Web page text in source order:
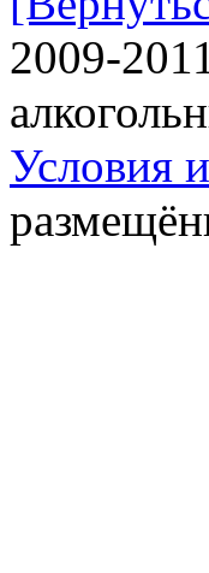
2009-
Условия